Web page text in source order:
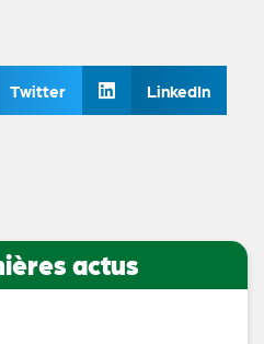
Twitter LinkedIn
actus